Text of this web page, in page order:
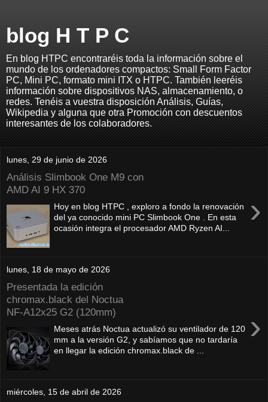
blog H T P C
En blog HTPC encontraréis toda la información sobre el
mundo de los ordenadores compactos: Small Form Factor
PC, Mini PC, formato mini ITX o HTPC. También leeréis
información sobre dispositivos NAS, almacenamiento, o
redes. Tenéis a vuestra disposición Análisis, Guías,
Wikipedia y alguna que otra Promoción con descuentos
interesantes de los colaboradores.
lunes, 29 de junio de 2026
Análisis Slimbook One M9 con
AMD AI 9 HX 370
›
Hoy en blog HTPC , exploro a fondo la renovación
del ya conocido mini PC Slimbook One . En esta
ocasión integra el procesador AMD Ryzen AI...
lunes, 18 de mayo de 2026
Presentada la edición
chromax.black del Noctua
NF‑A12x25 G2 (120mm)
›
Meses atrás Noctua actualizó su ventilador de 120
mm a la versión G2, y sabíamos que no tardaría
en llegar la edición chromax.black de ...
miércoles, 15 de abril de 2026